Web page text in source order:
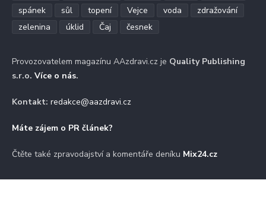
spánek
sůl topení Vejce voda
zdražování
zelenina
úklid Čaj česnek
Provozovatelem magazínu AAzdravi.cz je Quality Publishing
s.r.o. Více o nás.
Kontakt: redakce@aazdravi.cz
Máte zájem o PR článek?
Čtěte také zpravodajství a komentáře deníku Mix24.cz